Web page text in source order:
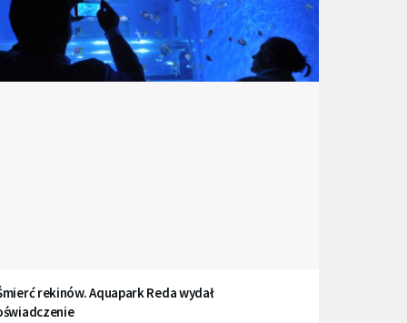
rekinów. Aquapark Reda wydał